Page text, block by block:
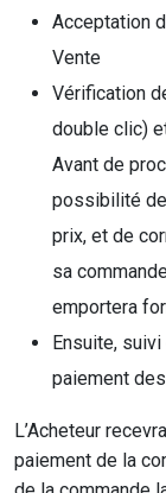
Acceptation
Vente
Vérification
double clic)
Avant de
possibilité
prix, et de
sa
emportera
Ensuite,
paiement
L’Acheteur
paiement de la